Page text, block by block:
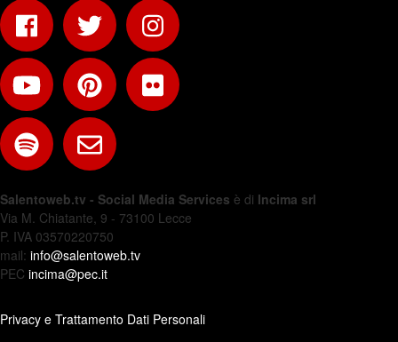
Salentoweb.tv - Social Media Services è di Incima srl
Via M. Chiatante, 9 - 73100 Lecce
P. IVA 03570220750
mail: info@salentoweb.tv
PEC incima@pec.it
Privacy e Trattamento Dati Personali